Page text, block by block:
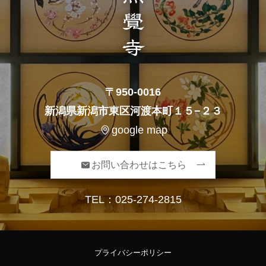
〒950-0016
新潟県新潟市東区河渡本町１５−２３
google map
お問い合わせはこちら
TEL：025-274-2815
プライバシーポリシー